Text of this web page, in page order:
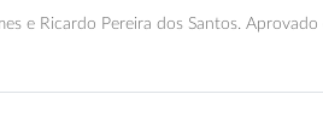
e Ricardo Pereira dos Santos. Aprovado